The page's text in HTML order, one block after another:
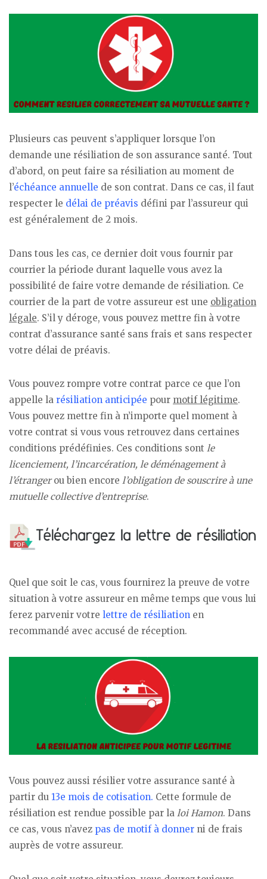
Plusieurs cas peuvent s’appliquer lorsque l’on
demande une résiliation de son assurance santé. Tout
d’abord, on peut faire sa résiliation au moment de
l’échéance annuelle de son contrat. Dans ce cas, il faut
respecter le délai de préavis défini par l’assureur qui
est généralement de 2 mois.
Dans tous les cas, ce dernier doit vous fournir par
courrier la période durant laquelle vous avez la
possibilité de faire votre demande de résiliation. Ce
courrier de la part de votre assureur est une obligation
légale. S’il y déroge, vous pouvez mettre fin à votre
contrat d’assurance santé sans frais et sans respecter
votre délai de préavis.
Vous pouvez rompre votre contrat parce ce que l’on
appelle la résiliation anticipée pour motif légitime.
Vous pouvez mettre fin à n’importe quel moment à
votre contrat si vous vous retrouvez dans certaines
conditions prédéfinies. Ces conditions sont le
licenciement, l’incarcération, le déménagement à
l’étrangerou bien encore l’obligation de souscrire à une
mutuelle collective d’entreprise.
Quel que soit le cas, vous fournirez la preuve de votre
situation à votre assureur en même temps que vous lui
ferez parvenir votre lettre de résiliation en
recommandé avec accusé de réception.
Vous pouvez aussi résilier votre assurance santé à
partir du 13e mois de cotisation. Cette formule de
résiliation est rendue possible par la loi Hamon. Dans
ce cas, vous n’avez pas de motif à donner ni de frais
auprès de votre assureur.